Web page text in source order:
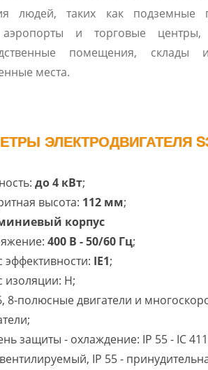
людей, таких как подземные
аэропорты и торговые центры,
помещения, склады
места.
ЭЛЕКТРОДВИГАТЕЛЯ
до 4 кВт;
высота: 112 мм;
корпус
400 В - 50/60 Гц;
эффективности: IE1;
изоляции: H;
8-полюсные двигатели и
защиты - охлаждение: IP 55 - IC 411
IP 55 -